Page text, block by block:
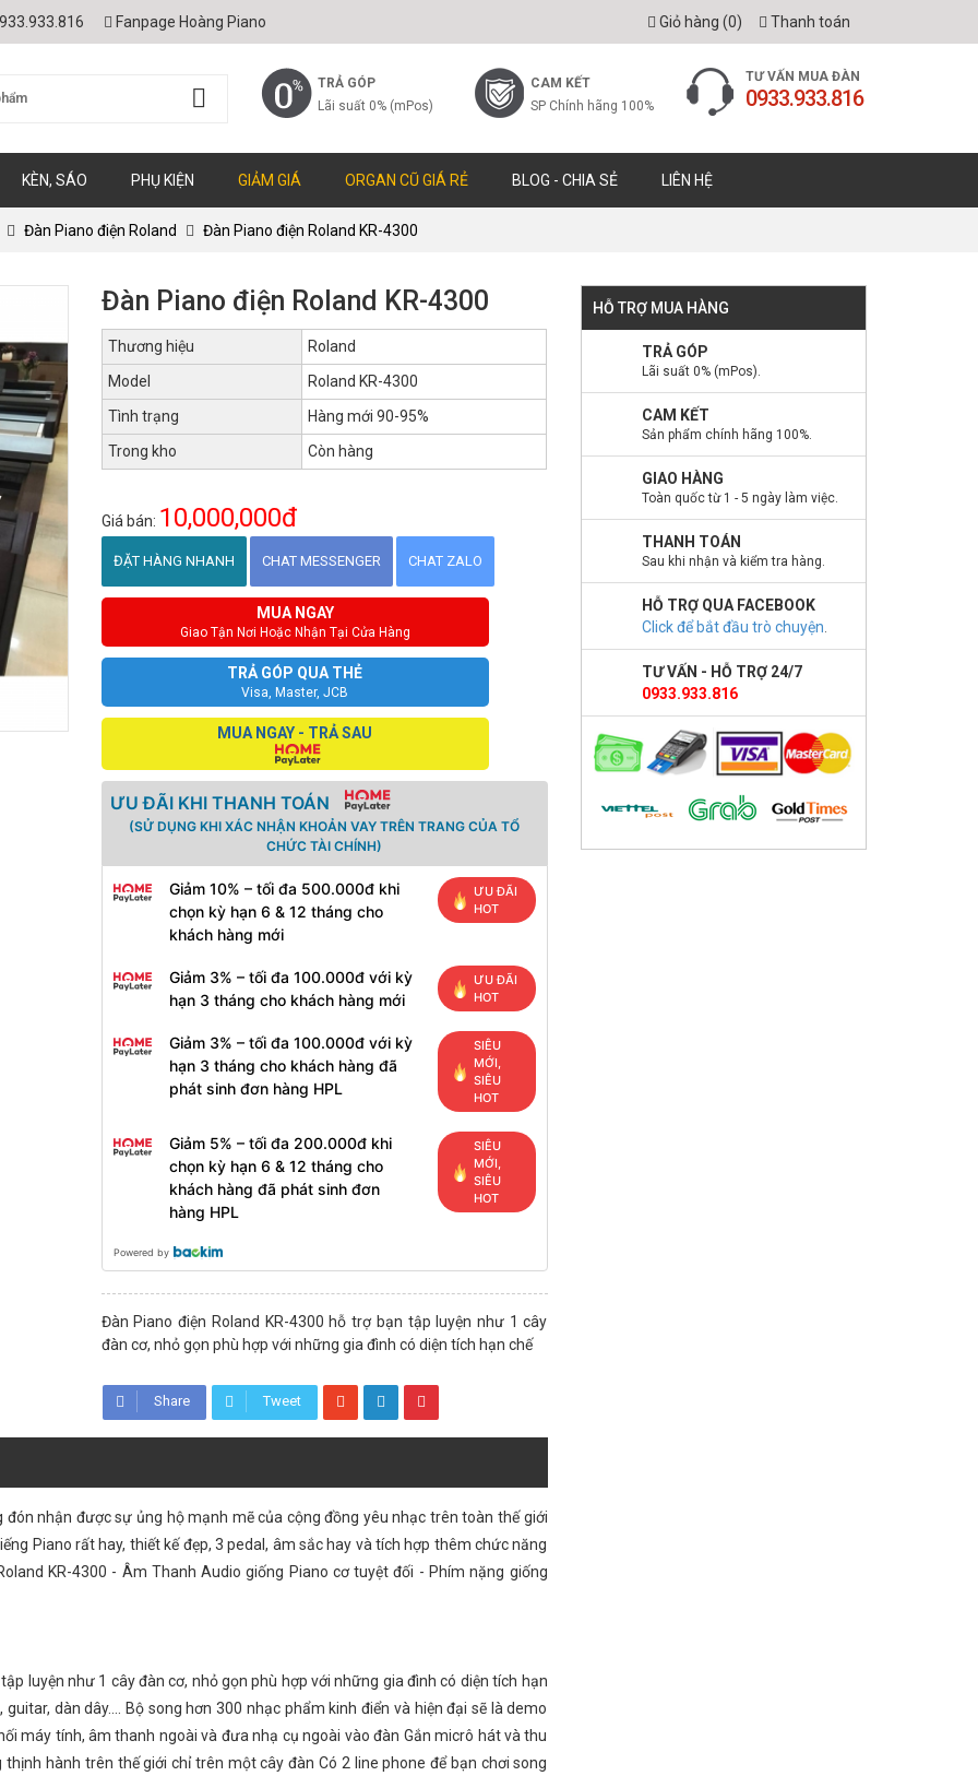
Fanpage Hoàng Piano Thanh toán
Giỏ hàng (0)
TRẢ GÓP
Lãi suất 0% (mPos)
CAM KẾT
SP Chính hãng 100%
TƯ VẤN MUA ĐÀN
0933.933.816
KÈN, SÁO PHỤ KIỆN GIẢM GIÁ ORGAN CŨ GIÁ RẺ BLOG - CHIA SẺ LIÊN HỆ
Đàn Piano điện Roland Đàn Piano điện Roland KR-4300
Đàn Piano điện Roland KR-4300
Thương hiệu
Roland
Model
Roland KR-4300
Tình trạng
Hàng mới 90-95%
Trong kho
Còn hàng
Giá bán: 10,000,000đ
ĐẶT HÀNG NHANH CHAT MESSENGER CHAT ZALO
MUA NGAY
Giao Tận Nơi Hoặc Nhận Tại Cửa Hàng
TRẢ GÓP QUA THẺ
Visa, Master, JCB
MUA NGAY - TRẢ SAU
ƯU ĐÃI KHI THANH TOÁN
(SỬ DỤNG KHI XÁC NHẬN KHOẢN VAY TRÊN TRANG CỦA TỔ
CHỨC TÀI CHÍNH)
Giảm 10% – tối đa 500.000đ khi
chọn kỳ hạn 6 & 12 tháng cho
khách hàng mới
ƯU ĐÃI
HOT
Giảm 3% – tối đa 100.000đ với kỳ
hạn 3 tháng cho khách hàng mới
ƯU ĐÃI
HOT
Giảm 3% – tối đa 100.000đ với kỳ
hạn 3 tháng cho khách hàng đã
phát sinh đơn hàng HPL
SIÊU
MỚI,
SIÊU
HOT
Giảm 5% – tối đa 200.000đ khi
chọn kỳ hạn 6 & 12 tháng cho
khách hàng đã phát sinh đơn
hàng HPL
SIÊU
MỚI,
SIÊU
HOT
Powered by
Đàn Piano điện Roland KR-4300 hỗ trợ bạn tập luyện như 1 cây
đàn cơ, nhỏ gọn phù hợp với những gia đình có diện tích hạn chế
Share Tweet
đón nhận được sự ủng hộ mạnh mẽ của cộng đồng yêu nhạc trên toàn thế giới
Piano rất hay, thiết kế đẹp, 3 pedal, âm sắc hay và tích hợp thêm chức năng
KR-4300 - Âm Thanh Audio giống Piano cơ tuyệt đối - Phím nặng giống
luyện như 1 cây đàn cơ, nhỏ gọn phù hợp với những gia đình có diện tích hạn
dàn dây.... Bộ song hơn 300 nhạc phẩm kinh điển và hiện đại sẽ là demo
máy tính, âm thanh ngoài và đưa nhạ cụ ngoài vào đàn Gắn micrô hát và thu
hành trên thế giới chỉ trên một cây đàn Có 2 line phone để bạn chơi song
HỖ TRỢ MUA HÀNG
TRẢ GÓP
Lãi suất 0% (mPos).
CAM KẾT
Sản phẩm chính hãng 100%.
GIAO HÀNG
Toàn quốc từ 1 - 5 ngày làm việc.
THANH TOÁN
Sau khi nhận và kiểm tra hàng.
HỖ TRỢ QUA FACEBOOK
Click để bắt đầu trò chuyện.
TƯ VẤN - HỖ TRỢ 24/7
0933.933.816